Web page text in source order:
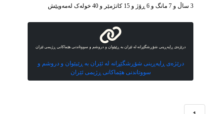
3 ساڵ و 7 مانگ و 6 ڕۆژ و 15 کاتژمێر و 40 خوله‌ک له‌مه‌وپێش‌
درێژەی ڕاپەڕینی شۆڕشگێڕانە لە ئێران بە ڕێپێوان و دروشم و سووتاندنی هێماکانی ڕژیمی ئێران
درێژەی ڕاپەڕینی شۆڕشگێڕانە لە ئێران بە ڕێپێوان و دروشم و
سووتاندنی هێماکانی ڕژیمی ئێران